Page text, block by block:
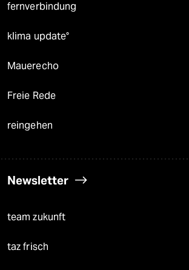
fernverbindung
klima update°
Mauerecho
Freie Rede
reingehen
Newsletter
team zukunft
taz frisch